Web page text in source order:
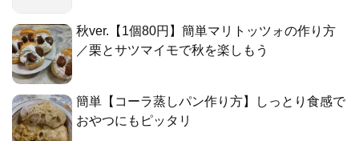
秋ver.【1個80円】簡単マリトッツォの作り方
／栗とサツマイモで秋を楽しもう
簡単【コーラ蒸しパン作り方】しっとり食感で
おやつにもピッタリ